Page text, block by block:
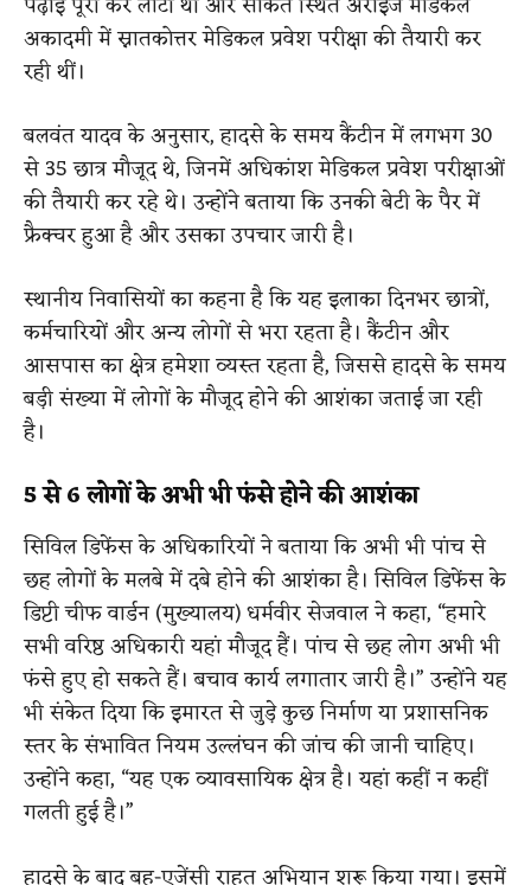
अकादमी में स्नातकोत्तर मेडिकल प्रवेश परीक्षा की तैयारी कर
रही थीं।
बलवंत यादव के अनुसार, हादसे के समय कैंटीन में लगभग 30
से 35 छात्र मौजूद थे, जिनमें अधिकांश मेडिकल प्रवेश परीक्षाओं
की तैयारी कर रहे थे। उन्होंने बताया कि उनकी बेटी के पैर में
फ्रैक्चर हुआ है और उसका उपचार जारी है।
स्थानीय निवासियों का कहना है कि यह इलाका दिनभर छात्रों,
कर्मचारियों और अन्य लोगों से भरा रहता है। कैंटीन और
आसपास का क्षेत्र हमेशा व्यस्त रहता है, जिससे हादसे के समय
बड़ी संख्या में लोगों के मौजूद होने की आशंका जताई जा रही
है।
5 से 6 लोगों के अभी भी फंसे होने की आशंका
सिविल डिफेंस के अधिकारियों ने बताया कि अभी भी पांच से
छह लोगों के मलबे में दबे होने की आशंका है। सिविल डिफेंस के
डिप्टी चीफ वार्डन (मुख्यालय) धर्मवीर सेजवाल ने कहा, “हमारे
सभी वरिष्ठ अधिकारी यहां मौजूद हैं। पांच से छह लोग अभी भी
फंसे हुए हो सकते हैं। बचाव कार्य लगातार जारी है।” उन्होंने यह
भी संकेत दिया कि इमारत से जुड़े कुछ निर्माण या प्रशासनिक
स्तर के संभावित नियम उल्लंघन की जांच की जानी चाहिए।
उन्होंने कहा, “यह एक व्यावसायिक क्षेत्र है। यहां कहीं न कहीं
गलती हुई है।”